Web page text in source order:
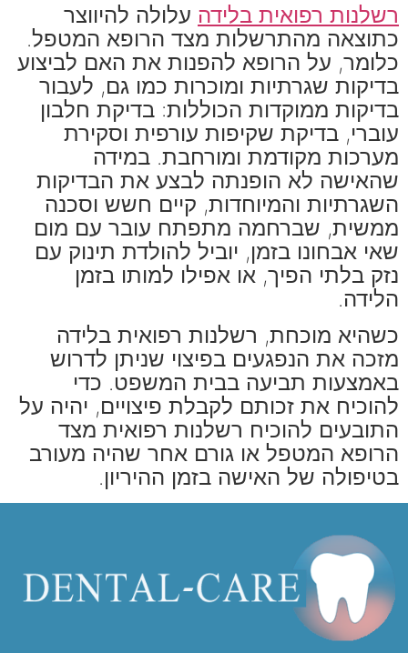
רשלנות רפואית בלידה עלולה להיווצר
כתוצאה מהתרשלות מצד הרופא המטפל.
כלומר, על הרופא להפנות את האם לביצוע
בדיקות שגרתיות ומוכרות כמו גם, לעבור
בדיקות ממוקדות הכוללות: בדיקת חלבון
עוברי, בדיקת שקיפות עורפית וסקירת
מערכות מקודמת ומורחבת. במידה
שהאישה לא הופנתה לבצע את הבדיקות
השגרתיות והמיוחדות, קיים חשש וסכנה
ממשית, שברחמה מתפתח עובר עם מום
שאי אבחונו בזמן, יוביל להולדת תינוק עם
נזק בלתי הפיך, או אפילו למותו בזמן
הלידה.
כשהיא מוכחת, רשלנות רפואית בלידה
מזכה את הנפגעים בפיצוי שניתן לדרוש
באמצעות תביעה בבית המשפט. כדי
להוכיח את זכותם לקבלת פיצויים, יהיה על
התובעים להוכיח רשלנות רפואית מצד
הרופא המטפל או גורם אחר שהיה מעורב
בטיפולה של האישה בזמן ההיריון.